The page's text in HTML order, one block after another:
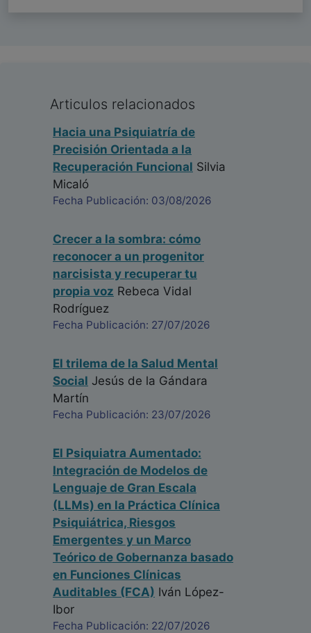
Articulos relacionados
Hacia una Psiquiatría de
Precisión Orientada a la
Recuperación Funcional Silvia
Micaló
Fecha Publicación: 03/08/2026
Crecer a la sombra: cómo
reconocer a un progenitor
narcisista y recuperar tu
propia voz Rebeca Vidal
Rodríguez
Fecha Publicación: 27/07/2026
El trilema de la Salud Mental
Social Jesús de la Gándara
Martín
Fecha Publicación: 23/07/2026
El Psiquiatra Aumentado:
Integración de Modelos de
Lenguaje de Gran Escala
(LLMs) en la Práctica Clínica
Psiquiátrica, Riesgos
Emergentes y un Marco
Teórico de Gobernanza basado
en Funciones Clínicas
Auditables (FCA) Iván López-
Ibor
Fecha Publicación: 22/07/2026